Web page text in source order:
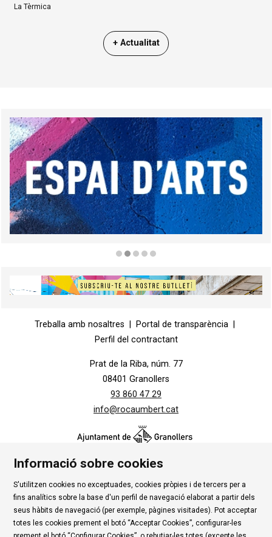
La Tèrmica
+ Actualitat
Treballa amb nosaltres
Portal de transparència
Perfil del contractant
Prat de la Riba, núm. 77
08401 Granollers
93 860 47 29
info@rocaumbert.cat
Contacte | Instància Genèrica | Alta Tercers
|
Ús de Cookies
| Política de privadesa | Avís Legal
|
Condicions d'ús Roca Umbert
Informació sobre cookies
S'utilitzen cookies no exceptuades, cookies pròpies i de tercers per a
fins analítics sobre la base d'un perfil de navegació elaborat a partir dels
seus hàbits de navegació (per exemple, pàgines visitades). Pot acceptar
totes les cookies prement el botó “Acceptar Cookies”, configurar-les